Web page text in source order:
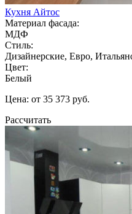
Кухня Айтос
Материал фасада:
МДФ
Стиль:
Дизайнерские, Евро,
Цвет:
Белый
Цена: от 35 373 руб.
Рассчитать